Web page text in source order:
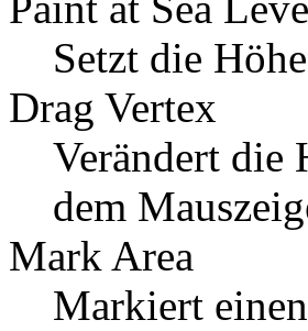
Setzt die
Drag Vertex
Verändert die
dem
Mark Area
Markiert